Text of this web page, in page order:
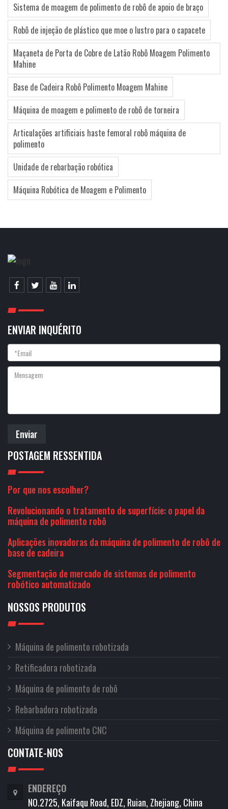
Sistema de moagem de polimento de robô de apoio de braço
Robô de injeção de plástico que moe o lustro para o capacete
Maçaneta de Porta de Cobre de Latão Robô Moagem Polimento
Mahine
Base de Cadeira Robô Polimento Moagem Mahine
Máquina de moagem e polimento de robô de torneira
Articulações artificiais haste femoral robô máquina de
polimento
Unidade de rebarbação robótica
Máquina Robótica de Moagem e Polimento
ENVIAR INQUÉRITO
Enviar
POSTAGEM RESSENTIDA
Por que nos escolher?
Revolucionando o tratamento de superfície: o papel da
máquina de polimento robô
Aplicações inovadoras da máquina de polimento de robô de
base de cadeira
Segmentação de mercado de sistemas de polimento
robótico automatizado
NOSSOS PRODUTOS
Máquina de polimento robotizada
Retificadora robotizada
Máquina de polimento de robô
Rebarbadora robotizada
Máquina de polimento CNC
CONTATE-NOS
ENDEREÇO
NO.2725, Kaifaqu Road, EDZ, Ruian, Zhejiang, China